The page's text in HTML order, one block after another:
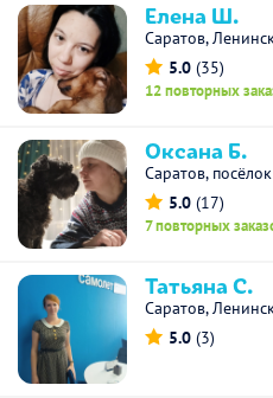
Елена Ш.
Саратов,
5.0 (35)
12 повторных
Оксана Б.
Саратов,
5.0 (17)
7 повторных
Татьяна С.
Саратов,
5.0 (3)